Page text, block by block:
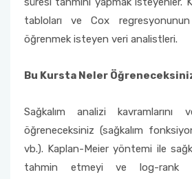
tabloları ve Cox regresyonunun
öğrenmek isteyen veri analistleri.
Bu Kursta Neler
Sağkalım analizi
öğreneceksiniz (sağkalım
vb.). Kaplan-Meier yöntemi ile
tahmin etmeyi ve log-rank